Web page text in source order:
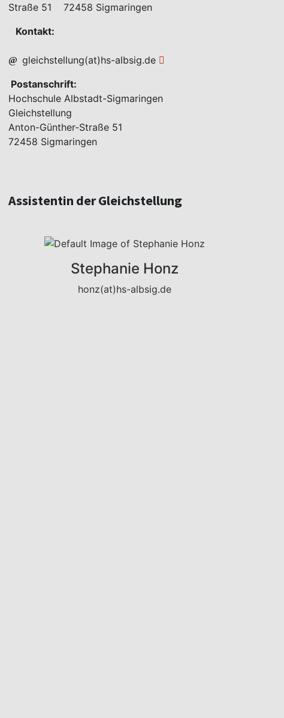
Straße 51 72458 Sigmaringen
Kontakt:
gleichstellung(at)hs-albsig.de
Postanschrift:
Hochschule Albstadt-Sigmaringen
Gleichstellung
Anton-Günther-Straße 51
72458 Sigmaringen
Assistentin der Gleichstellung
Stephanie Honz
honz(at)hs-albsig.de